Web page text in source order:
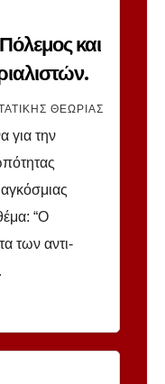
και
ΘΕΩΡΊΑΣ
για την
“Ο
των αντι-